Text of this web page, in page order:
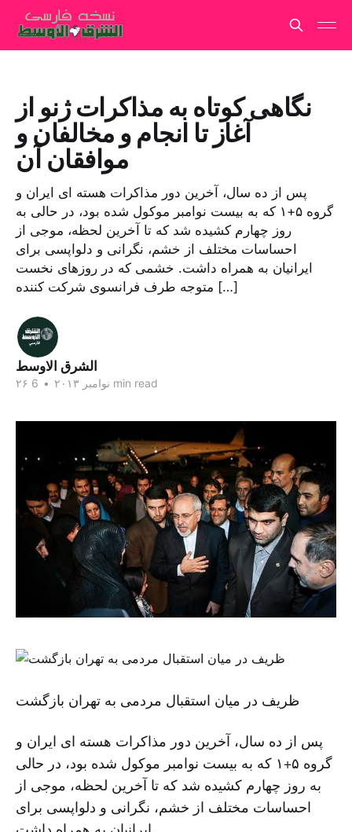
نگاهی کوتاه به مذاکرات ژنو از
آغاز تا انجام و مخالفان و
موافقان آن
پس از ده سال، آخرین دور مذاکرات هسته ای ایران و
گروه ۵+۱ که به بیست نوامبر موکول شده بود، در حالی به
روز چهارم کشیده شد که تا آخرین لحظه، موجی از
احساسات مختلف از خشم، نگرانی و دلواپسی برای
ایرانیان به همراه داشت. خشمی که در روزهای نخست
متوجه طرف فرانسوی شرکت کننده […]
الشرق الاوسط
۲۶ نوامبر ۲۰۱۳ • 6 min read
ظریف در میان استقبال مردمی به تهران بازگشت
پس از ده سال، آخرین دور مذاکرات هسته ای ایران و
گروه ۵+۱ که به بیست نوامبر موکول شده بود، در حالی
به روز چهارم کشیده شد که تا آخرین لحظه، موجی از
احساسات مختلف از خشم، نگرانی و دلواپسی برای